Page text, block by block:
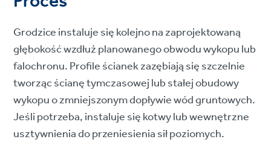
Grodzice instaluje się kolejno na zaprojektowaną
głębokość wzdłuż planowanego obwodu wykopu lub
falochronu. Profile ścianek zazębiają się szczelnie
tworząc ścianę tymczasowej lub stałej obudowy
wykopu o zmniejszonym dopływie wód gruntowych.
Jeśli potrzeba, instaluje się kotwy lub wewnętrzne
usztywnienia do przeniesienia sił poziomych.